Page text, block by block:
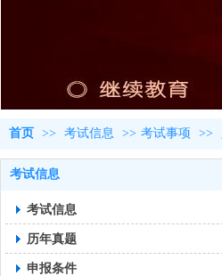
首页 >> 考试信息 >> 考试事项 >>
考试信息
考试信息
历年真题
申报条件